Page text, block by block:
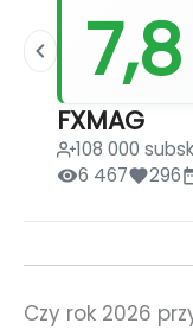
7,8
FXMAG
108 000
6 467
296
Czy rok 2026